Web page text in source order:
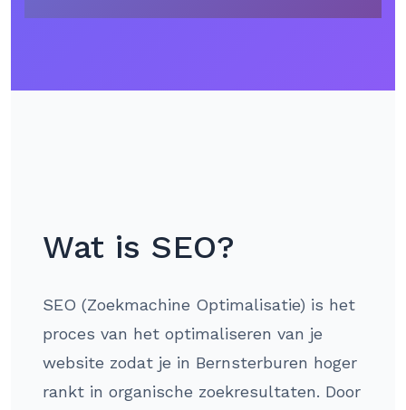
Wat is SEO?
SEO (Zoekmachine Optimalisatie) is het
proces van het optimaliseren van je
website zodat je in Bernsterburen hoger
rankt in organische zoekresultaten. Door